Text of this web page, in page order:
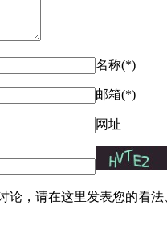
名称(*)
邮箱(*)
网址
，请在这里发表您的看法